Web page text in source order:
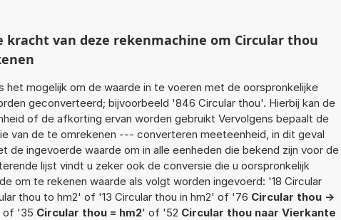
kracht van deze rekenmachine om Circular thou
het mogelijk om de waarde in te voeren met de oorspronkelijke
geconverteerd; bijvoorbeeld '846 Circular thou'. Hierbij kan de
of de afkorting ervan worden gebruikt Vervolgens bepaalt de
van de te omrekenen --- converteren meeteenheid, in dit geval
de ingevoerde waarde om in alle eenheden die bekend zijn voor de
lijst vindt u zeker ook de conversie die u oorspronkelijk
om te rekenen waarde als volgt worden ingevoerd: '18 Circular
thou to hm2' of '13 Circular thou in hm2' of '76 Circular thou ->
of '35 Circular thou = hm2' of '52 Circular thou naar Vierkante